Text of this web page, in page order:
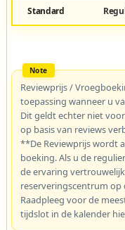
Standard
Reviewprijs /
toepassing wanneer u
Dit geldt echter niet
op basis van reviews
**De Reviewprijs wordt
boeking. Als u de
de ervaring
reserveringscentrum op
Raadpleeg voor de
tijdslot in de kalender